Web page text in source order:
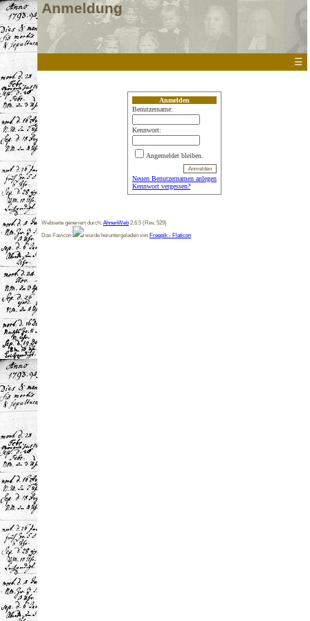
Anmeldung
☰
Anmelden
Benutzername:
Kennwort:
Angemeldet bleiben.
Neuen Benutzernamen anlegen
Kennwort vergessen?
Webseite generiert durch: AhnenWeb 2.6.5 (Rev. 529)
Das Favicon
wurde heruntergeladen von Freepik - Flaticon